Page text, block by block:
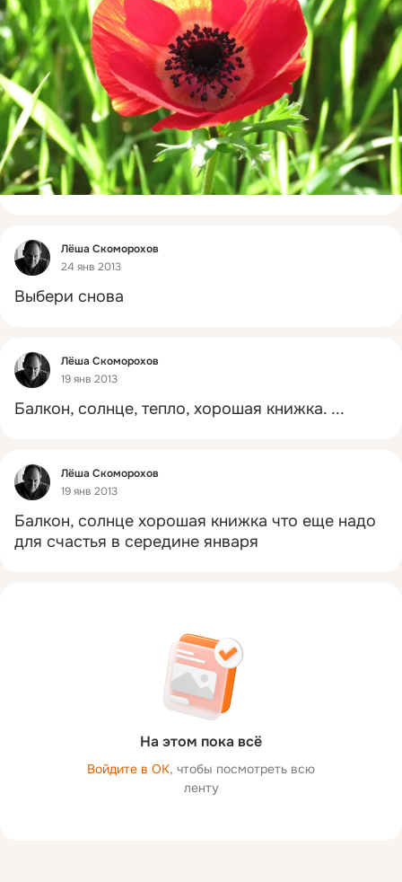
Фид
Лёша Скоморохов
24 янв 2013
Выбери снова
Фид
Лёша Скоморохов
19 янв 2013
Балкон, солнце, тепло, хорошая книжка. ...
Фид
Лёша Скоморохов
19 янв 2013
Балкон, солнце хорошая книжка что еще надо
для счастья в середине января
На этом пока всё
Войдите в ОК, чтобы посмотреть всю
ленту